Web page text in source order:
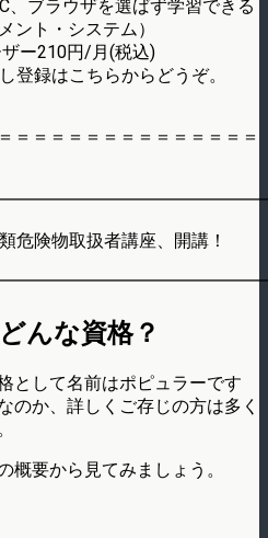
、ブラウザを選ばず学習できる
ント・システム）
ザー210円/月(税込)
登録はこちらからどうぞ。
＝＝＝＝＝＝＝＝＝＝＝＝＝＝
危険物取扱者講座、開講！
んな資格？
として名前はポピュラーです
のか、詳しくご存じの方は多く
概要から見てみましょう。